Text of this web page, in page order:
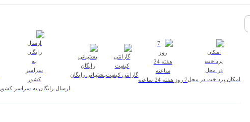
امکان پرداخت در محل7 روز هفته 24 ساعته
گارانتی کیفیتپشتیبانی رایگان
ارسال رایگان به سراسر کشور